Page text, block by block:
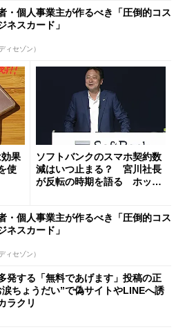
・個人事業主が作るべき「圧倒的コス
ネスカード」
ィセゾン）
効果
使
ソフトバンクのスマホ契約数
減はいつ止まる？ 宮川社長
が反転の時期を語る ホッピ
・個人事業主が作るべき「圧倒的コス
ネスカード」
ィセゾン）
発する「無料であげます」投稿の正
ちょうだい”で偽サイトやLINEへ誘
ラクリ